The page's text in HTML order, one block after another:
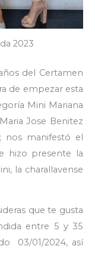
2023
del Certamen
de empezar esta
Mini Mariana
Jose Benitez
nos manifestó el
hizo presente la
la charallavense
que te gusta
entre 5 y 35
03/01/2024, así